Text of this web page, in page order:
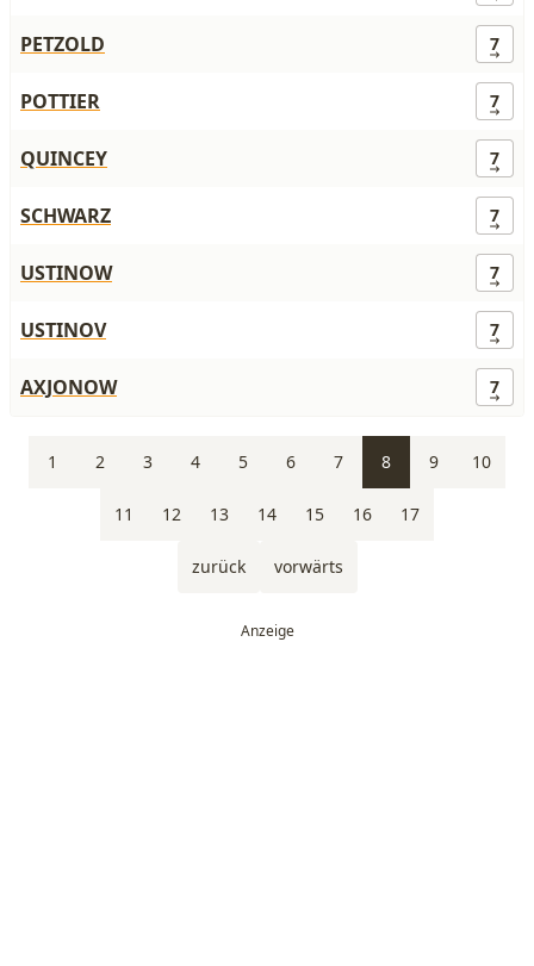
PETZOLD 7
POTTIER 7
QUINCEY 7
SCHWARZ 7
USTINOW 7
USTINOV 7
AXJONOW 7
1 2 3 4 5 6 7 8 9 10
11 12 13 14 15 16 17
zurück vorwärts